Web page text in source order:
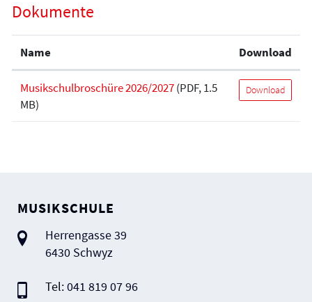
Dokumente
Name Download
Musikschulbroschüre 2026/2027(PDF, 1.5
MB)
Download
MUSIKSCHULE
Herrengasse 39
6430 Schwyz
Tel:041 819 07 96